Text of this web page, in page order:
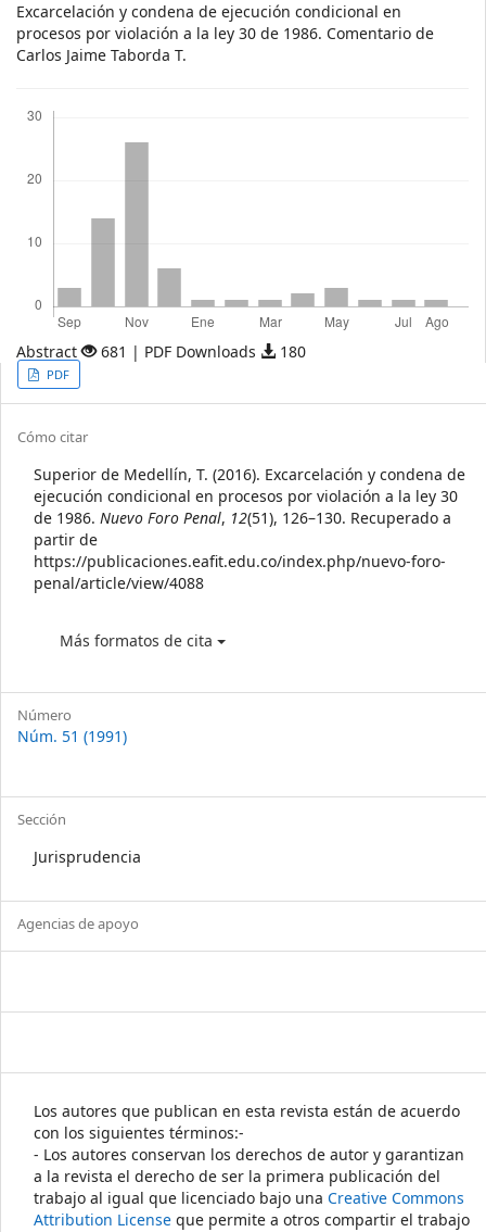
Excarcelación y condena de ejecución condicional en
procesos por violación a la ley 30 de 1986. Comentario de
Carlos Jaime Taborda T.
Abstract 681 | PDF Downloads 180
Article
Sidebar
PDF
Article
Details
Cómo citar
Superior de Medellín, T. (2016). Excarcelación y condena de
ejecución condicional en procesos por violación a la ley 30
de 1986. Nuevo Foro Penal, 12(51), 126–130. Recuperado a
partir de
https://publicaciones.eafit.edu.co/index.php/nuevo-foro-
penal/article/view/4088
Más formatos de cita
Número
Núm. 51 (1991)
Sección
Jurisprudencia
Agencias de apoyo
Los autores que publican en esta revista están de acuerdo
con los siguientes términos:-
- Los autores conservan los derechos de autor y garantizan
a la revista el derecho de ser la primera publicación del
trabajo al igual que licenciado bajo una Creative Commons
Attribution License que permite a otros compartir el trabajo